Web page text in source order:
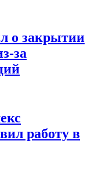
о закрытии
за
работу в